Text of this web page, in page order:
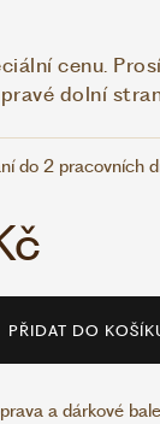
cenu.
dolní
do 2 pracovních
PŘIDAT DO
a dárkové